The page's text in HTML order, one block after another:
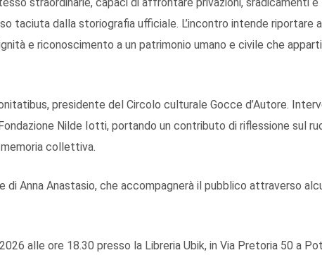
straordinarie, capaci di affrontare privazioni, sradicamenti e
taciuta dalla storiografia ufficiale. L’incontro intende riportare
e riconoscimento a un patrimonio umano e civile che
presidente del Circolo culturale Gocce d’Autore.
Nilde Iotti, portando un contributo di riflessione sul
collettiva.
di Anna Anastasio, che accompagnerà il pubblico attraverso
alle ore 18.30 presso la Libreria Ubik, in Via Pretoria 50 a